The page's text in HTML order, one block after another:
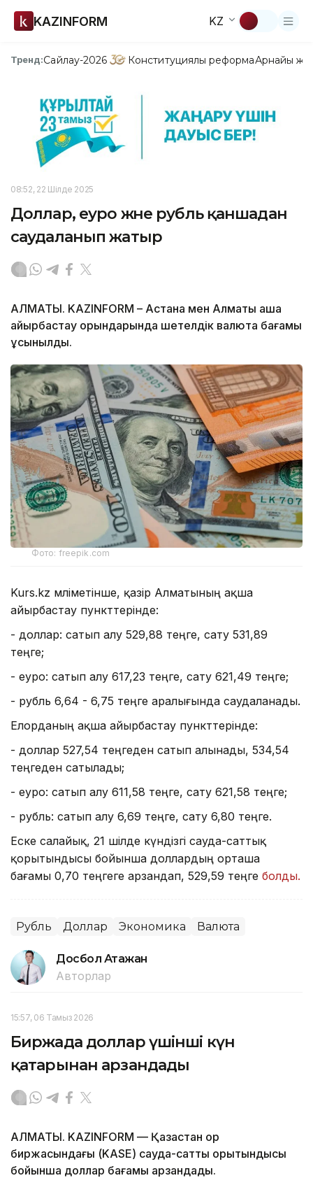
KAZINFORM KZ
Тренд:Сайлау-2026 Конституциялық реформаАрнайы
08:52, 22 Шілде 2025
Доллар, еуро және рубль қаншадан
саудаланып жатыр
АЛМАТЫ. KAZINFORM – Астана мен Алматы ақша
айырбастау орындарында шетелдік валюта бағамы
ұсынылды.
Фото: freepik.com
Kurs.kz мәліметінше, қазір Алматының ақша
айырбастау пункттерінде:
- доллар: сатып алу 529,88 теңге, сату 531,89
теңге;
- еуро: сатып алу 617,23 теңге, сату 621,49 теңге;
- рубль 6,64 - 6,75 теңге аралығында саудаланады.
Елорданың ақша айырбастау пункттерінде:
- доллар 527,54 теңгеден сатып алынады, 534,54
теңгеден сатылады;
- еуро: сатып алу 611,58 теңге, сату 621,58 теңге;
- рубль: сатып алу 6,69 теңге, сату 6,80 теңге.
Еске салайық, 21 шілде күндізгі сауда-саттық
қорытындысы бойынша доллардың орташа
бағамы 0,70 теңгеге арзандап, 529,59 теңге болды.
Рубль Доллар Экономика Валюта
Досбол Атажан
Авторлар
15:57, 06 Тамыз 2026
Биржада доллар үшінші күн
қатарынан арзандады
АЛМАТЫ. KAZINFORM — Қазақстан қор
биржасындағы (KASE) сауда-саттық қорытындысы
бойынша доллар бағамы арзандады.